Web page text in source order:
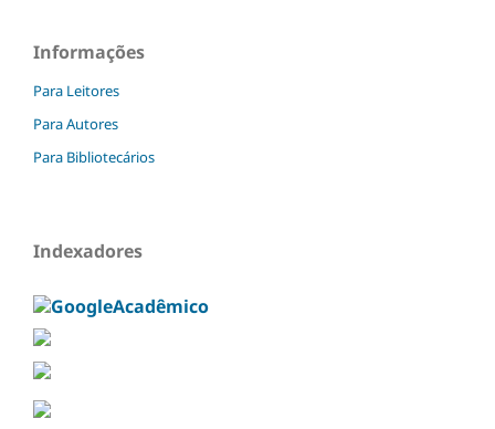
Informações
Para Leitores
Para Autores
Para Bibliotecários
Indexadores